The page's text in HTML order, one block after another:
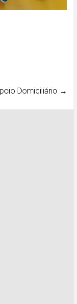
Domiciliário →